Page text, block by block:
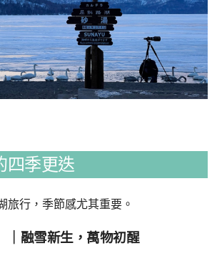
四季更迭
旅行，季節感尤其重要。
｜融雪新生，萬物初醒